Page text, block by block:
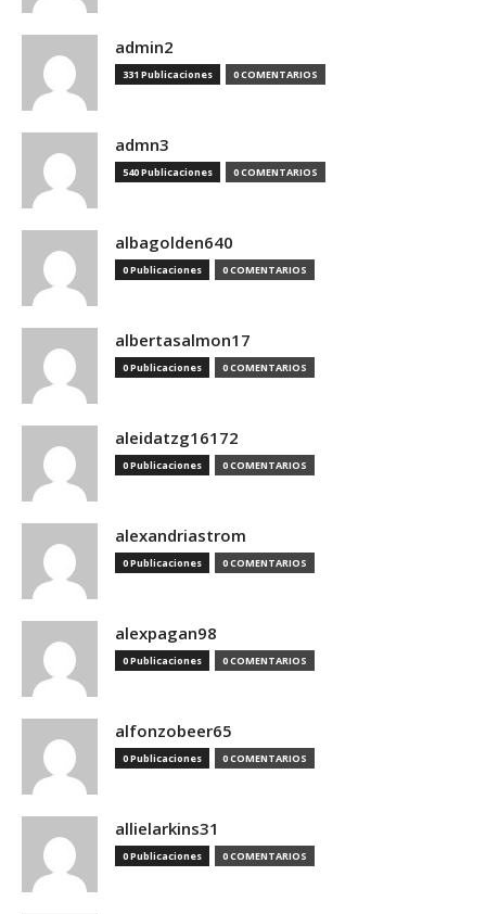
admin2
331 Publicaciones 0 COMENTARIOS
admn3
540 Publicaciones 0 COMENTARIOS
albagolden640
0 Publicaciones 0 COMENTARIOS
albertasalmon17
0 Publicaciones 0 COMENTARIOS
aleidatzg16172
0 Publicaciones 0 COMENTARIOS
alexandriastrom
0 Publicaciones 0 COMENTARIOS
alexpagan98
0 Publicaciones 0 COMENTARIOS
alfonzobeer65
0 Publicaciones 0 COMENTARIOS
allielarkins31
0 Publicaciones 0 COMENTARIOS